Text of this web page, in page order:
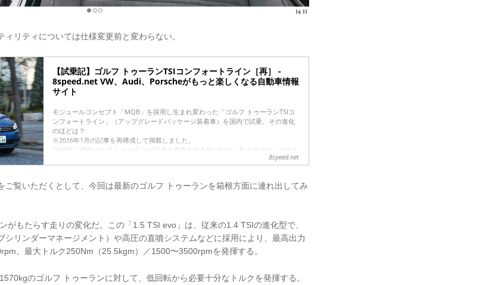
リティについては仕様変更前と変わらない。
【試乗記】ゴルフ トゥーランTSIコンフォートライン［再］ -
8speed.net VW、Audi、Porscheがもっと楽しくなる自動車情報
サイト
モジュールコンセプト「MQB」を採用し生まれ変わった「ゴルフ トゥーランTSIコ
ンフォートライン」（アップグレードパッケージ装着車）を国内で試乗。その進化
のほどは？
※2016年1月の記事を再構成して掲載しました。
2004年に初代ゴルフ トゥーランが日本で発売されるやいなや、私はそのコンパクト
ミニバンを購入した。常に7人フル乗車で使うとなると、荷室が狭かったり、サード
8speed.net
ご覧いただくとして、今回は最新のゴルフ トゥーランを箱根方面に連れ出してみ
がもたらす走りの変化だ。この「1.5 TSI evo」は、従来の1.4 TSIの進化型で、
シリンダーマネージメント）や高圧の直噴システムなどに採用により、最高出力
、最大トルク250Nm（25.5kgm）／1500〜3500rpmを発揮する。
のゴルフ トゥーランに対して、低回転から必要十分なトルクを発揮する。